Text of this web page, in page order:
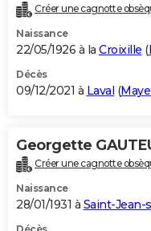
Créer une cagnotte
Naissance
22/05/1926 à la Croixille (
Décès
09/12/2021 à Laval (
Georgette
Créer une cagnotte
Naissance
28/01/1931 à Saint-Jean-